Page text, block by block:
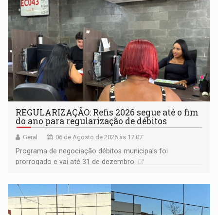
REGULARIZAÇÃO: Refis 2026 segue até o fim
do ano para regularização de débitos
Geral 06 de Agosto de 2026 às 17:07
Programa de negociação débitos municipais foi
prorrogado e vai até 31 de dezembro